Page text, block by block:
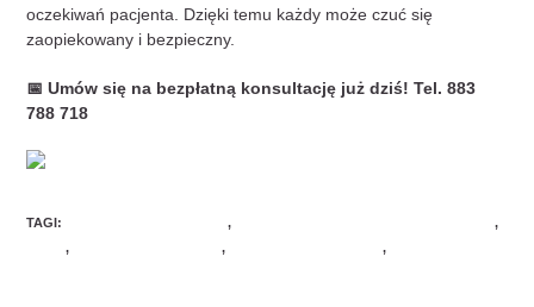
oczekiwań pacjenta. Dzięki temu każdy może czuć się
zaopiekowany i bezpieczny.
📅 Umów się na bezpłatną konsultację już dziś! Tel. 883
788 718
TAGI: FIZJOSFERA BIAŁYSTOK, LECZENIE OBRZĘKÓW LIMFATYCZNYCH,
LIMFA, OBRZĘK LIMFATYCZNY, OBRZĘKI LIMFATYCZNE,